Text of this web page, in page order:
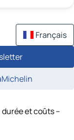
Français
et coûts –